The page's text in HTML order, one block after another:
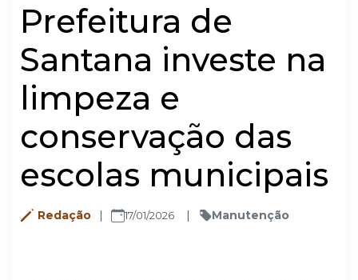
Prefeitura de
Santana investe na
limpeza e
conservação das
escolas municipais
Redação 17/01/2026 Manutenção